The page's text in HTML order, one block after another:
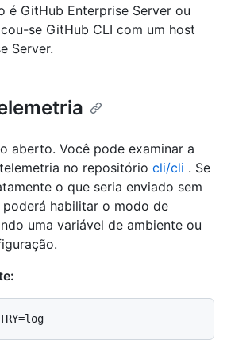
é GitHub Enterprise Server ou
se GitHub CLI com um host
Server.
aberto. Você pode examinar a
no repositório cli/cli . Se
o que seria enviado sem
habilitar o modo de
uma variável de ambiente ou